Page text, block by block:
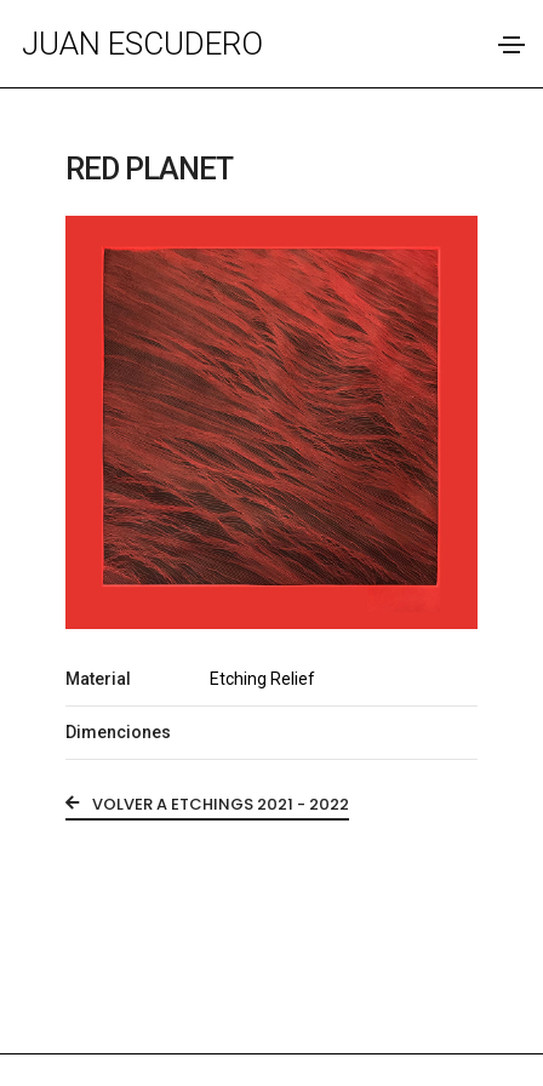
JUAN ESCUDERO
RED PLANET
Material Etching Relief
Dimenciones
VOLVER A ETCHINGS 2021 - 2022